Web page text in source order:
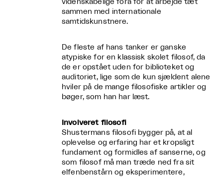
videnskabelige fora for at arbejde tæt
sammen med internationale
samtidskunstnere.
De fleste af hans tanker er ganske
atypiske for en klassisk skolet filosof, da
de er opstået uden for biblioteket og
auditoriet, lige som de kun sjældent alene
hviler på de mange filosofiske artikler og
bøger, som han har læst.
Involveret filosofi
Shustermans filosofi bygger på, at al
oplevelse og erfaring har et kropsligt
fundament og formidles af sanserne, og
som filosof må man træde ned fra sit
elfenbenstårn og eksperimentere,